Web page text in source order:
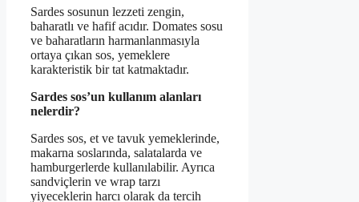
Sardes sosunun lezzeti zengin,
baharatlı ve hafif acıdır. Domates sosu
ve baharatların harmanlanmasıyla
ortaya çıkan sos, yemeklere
karakteristik bir tat katmaktadır.
Sardes sos’un kullanım alanları
nelerdir?
Sardes sos, et ve tavuk yemeklerinde,
makarna soslarında, salatalarda ve
hamburgerlerde kullanılabilir. Ayrıca
sandviçlerin ve wrap tarzı
yiyeceklerin harcı olarak da tercih